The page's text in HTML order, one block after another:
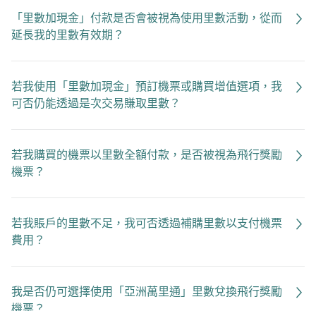
「里數加現金」付款是否會被視為使用里數活動，從而
延長我的里數有效期？
若我使用「里數加現金」預訂機票或購買增值選項，我
可否仍能透過是次交易賺取里數？
若我購買的機票以里數全額付款，是否被視為飛行獎勵
機票？
若我賬戶的里數不足，我可否透過補購里數以支付機票
費用？
我是否仍可選擇使用「亞洲萬里通」里數兌換飛行獎勵
機票？